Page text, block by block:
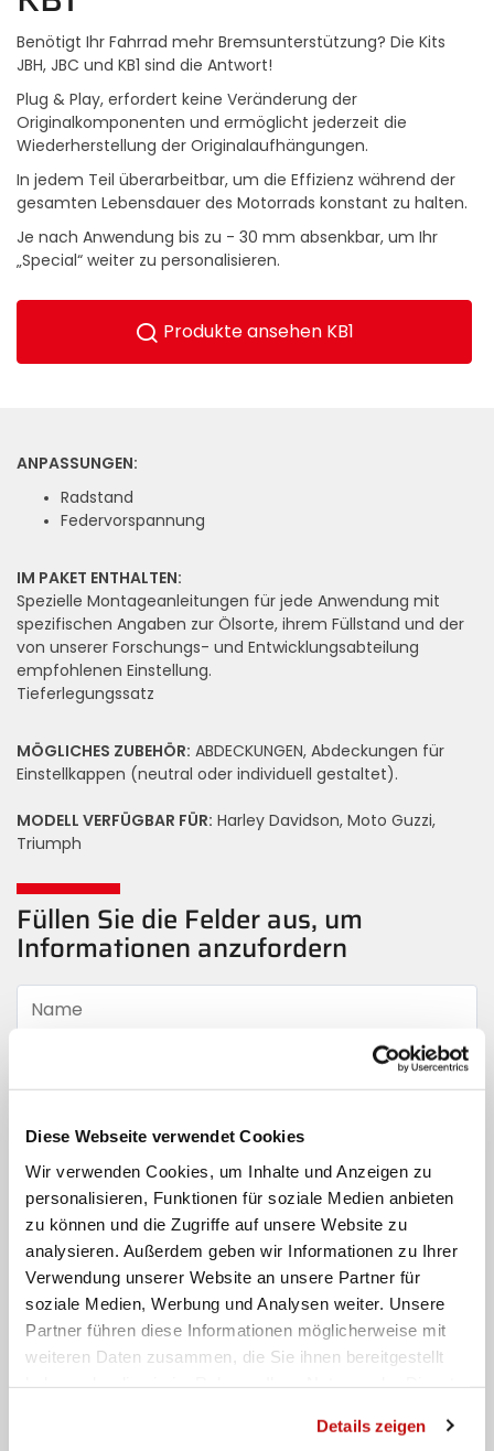
Diese Webseite verwendet Cookies
Wir verwenden Cookies, um Inhalte und Anzeigen zu
personalisieren, Funktionen für soziale Medien anbieten
zu können und die Zugriffe auf unsere Website zu
analysieren. Außerdem geben wir Informationen zu Ihrer
Verwendung unserer Website an unsere Partner für
soziale Medien, Werbung und Analysen weiter. Unsere
Partner führen diese Informationen möglicherweise mit
weiteren Daten zusammen, die Sie ihnen bereitgestellt
Details zeigen
Benötigt Ihr Fahrrad mehr Bremsunterstützung? Die Kits
JBH, JBC und KB1 sind die Antwort!
Plug & Play, erfordert keine Veränderung der
Originalkomponenten und ermöglicht jederzeit die
Wiederherstellung der Originalaufhängungen.
In jedem Teil überarbeitbar, um die Effizienz während der
gesamten Lebensdauer des Motorrads konstant zu halten.
Je nach Anwendung bis zu - 30 mm absenkbar, um Ihr
„Special“ weiter zu personalisieren.
Produkte ansehen KB1
ANPASSUNGEN:
Radstand
Federvorspannung
IM PAKET ENTHALTEN:
Spezielle Montageanleitungen für jede Anwendung mit
spezifischen Angaben zur Ölsorte, ihrem Füllstand und der
von unserer Forschungs- und Entwicklungsabteilung
empfohlenen Einstellung.
Tieferlegungssatz
MÖGLICHES ZUBEHÖR: ABDECKUNGEN, Abdeckungen für
Einstellkappen (neutral oder individuell gestaltet).
MODELL VERFÜGBAR FÜR: Harley Davidson, Moto Guzzi,
Triumph
Füllen Sie die Felder aus, um
Informationen anzufordern
Name
Telefon
Nachricht
Datenschutzbestimmungen gelesen